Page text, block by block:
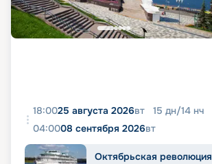
18:0025 августа 2026вт 15 дн/14 нч
04:0008 сентября 2026вт
Октябрьская революция